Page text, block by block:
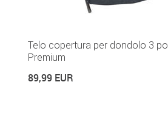
Telo copertura per dondolo 3
Premium
89,99 EUR